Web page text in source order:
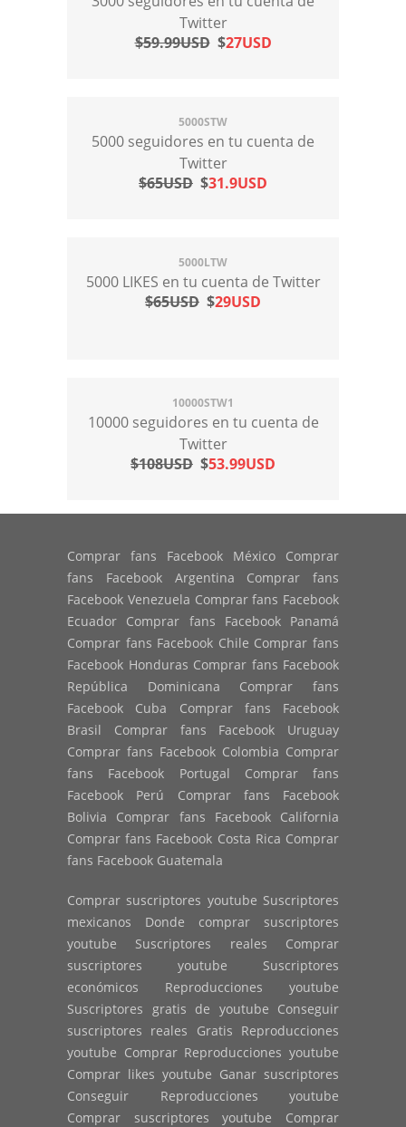
Twitter
$59.99USD$27USD
5000STW
5000 seguidores en tu cuenta de
Twitter
$65USD $31.9USD
5000LTW
5000 LIKES en tu cuenta de Twitter
$65USD $29USD
10000STW1
10000 seguidores en tu cuenta de
Twitter
$108USD $53.99USD
Comprar fans Facebook México Comprar
fans Facebook Argentina Comprar fans
Facebook Venezuela Comprar fans Facebook
Ecuador Comprar fans Facebook Panamá
Comprar fans Facebook Chile Comprar fans
Facebook Honduras Comprar fans Facebook
República Dominicana Comprar fans
Facebook Cuba Comprar fans Facebook
Brasil Comprar fans Facebook Uruguay
Comprar fans Facebook Colombia Comprar
fans Facebook Portugal Comprar fans
Facebook Perú Comprar fans Facebook
Bolivia Comprar fans Facebook California
Comprar fans Facebook Costa Rica Comprar
fans Facebook Guatemala
Comprar suscriptores youtube Suscriptores
mexicanos Donde comprar suscriptores
youtube Suscriptores reales Comprar
suscriptores youtube Suscriptores
económicos Reproducciones youtube
Suscriptores gratis de youtube Conseguir
suscriptores reales Gratis Reproducciones
youtube Comprar Reproducciones youtube
Comprar likes youtube Ganar suscriptores
Conseguir Reproducciones youtube
Comprar suscriptores youtube Comprar